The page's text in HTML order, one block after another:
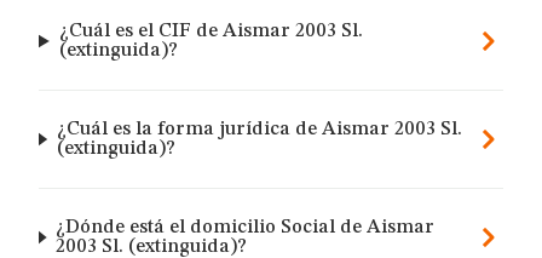
¿Cuál es el CIF de Aismar 2003 Sl.
(extinguida)?
¿Cuál es la forma jurídica de Aismar 2003 Sl.
(extinguida)?
¿Dónde está el domicilio Social de Aismar
2003 Sl. (extinguida)?